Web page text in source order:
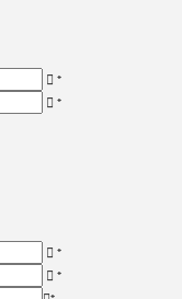
*
*
*
*